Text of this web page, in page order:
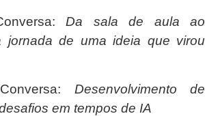
Da sala de aula ao
jornada de uma ideia que virou
Desenvolvimento de
em tempos de IA